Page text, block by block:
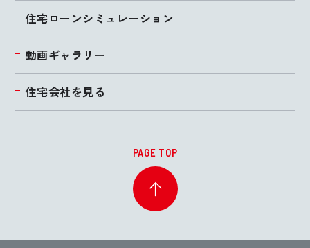
住宅ローンシミュレーション
動画ギャラリー
住宅会社を見る
PAGE TOP